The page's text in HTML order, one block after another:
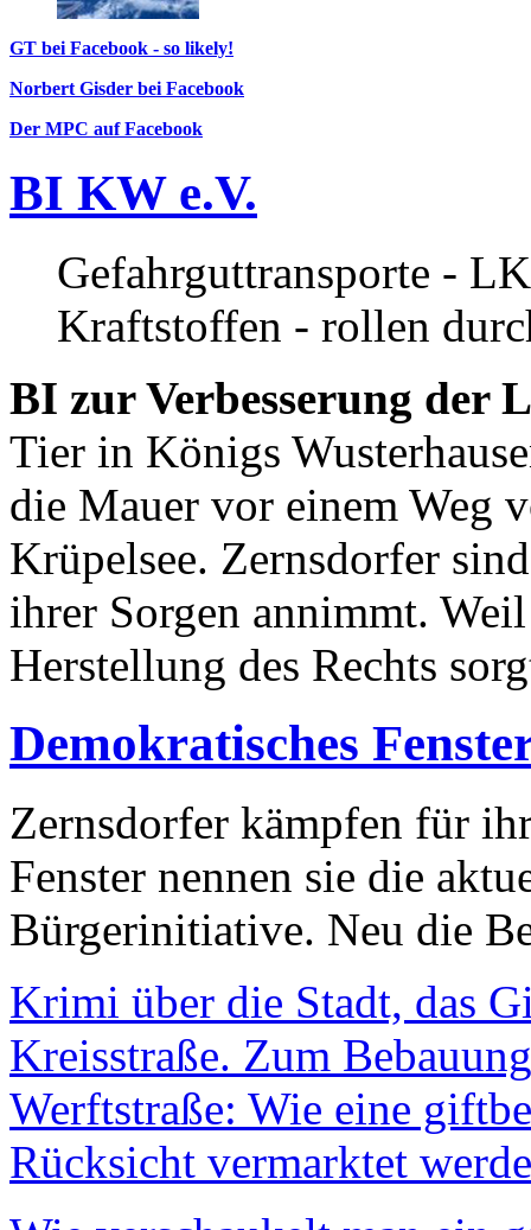
GT bei Facebook - so likely!
Norbert Gisder bei Facebook
Der MPC auf Facebook
BI KW e.V.
Gefahrguttransporte -
Kraftstoffen - rollen
BI zur Verbesserung der
Tier in Königs
die Mauer vor einem Weg
Krüpelsee. Zernsdorfer
ihrer Sorgen annimmt.
Herstellung des Rechts
Demokratisches
Zernsdorfer kämpfen für
Fenster nennen sie die
Bürgerinitiative. Neu die
Krimi über die Stadt, das
Kreisstraße. Zum
Werftstraße: Wie eine
Rücksicht vermarktet